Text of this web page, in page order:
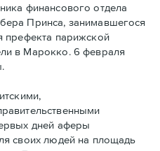
финансового отдела
Принса, занимавшегося
префекта парижской
в Марокко. 6 февраля
дней аферы
своих людей на площадь